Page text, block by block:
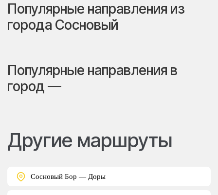
Популярные направления из
города Сосновый
Популярные направления в
город —
Другие маршруты
Сосновый Бор — Доры